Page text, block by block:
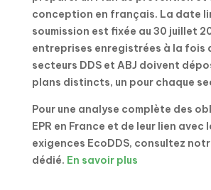
conception en français. La date
soumission est fixée au 30 juillet
entreprises enregistrées à la fois
secteurs DDS et ABJ doivent
plans distincts, un pour chaque
Pour une analyse complète des
EPR en France et de leur lien avec
exigences EcoDDS, consultez
dédié. En savoir plus